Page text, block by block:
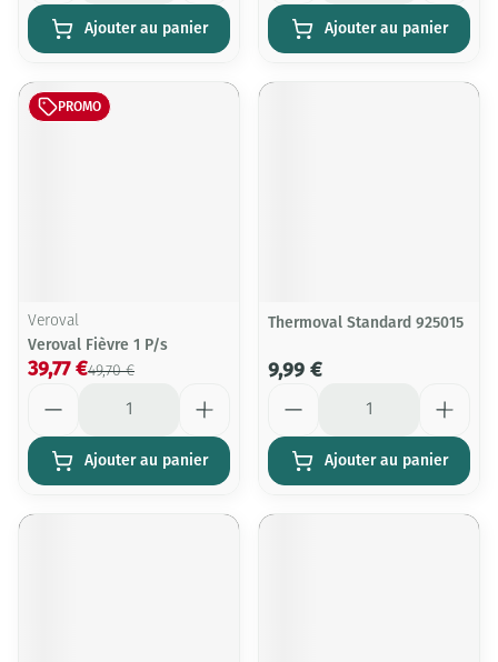
Ajouter au panier Ajouter au panier
PROMO
Veroval
Veroval Fièvre 1 P/s
49,70 €
39,77 €
Ajouter au panier
Thermoval Standard 925015
9,99 €
Ajouter au panier